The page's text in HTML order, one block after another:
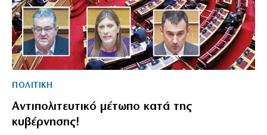
ΠΟΛΙΤΙΚΗ
Αντιπολιτευτικό μέτωπο κατά της
κυβέρνησης!